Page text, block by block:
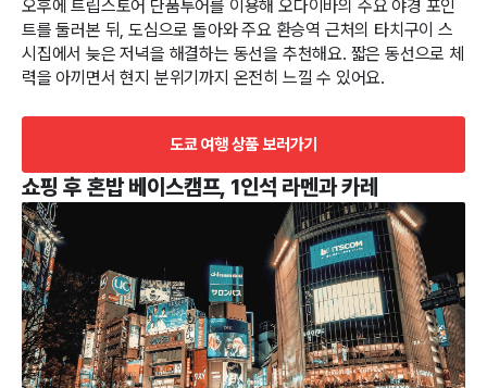
오후에 트립스토어 단품투어를 이용해 오다이바의 주요 야경 포인
트를 둘러본 뒤, 도심으로 돌아와 주요 환승역 근처의 타치구이 스
시집에서 늦은 저녁을 해결하는 동선을 추천해요. 짧은 동선으로 체
력을 아끼면서 현지 분위기까지 온전히 느낄 수 있어요.
도쿄 여행 상품 보러가기
쇼핑 후 혼밥 베이스캠프, 1인석 라멘과 카레